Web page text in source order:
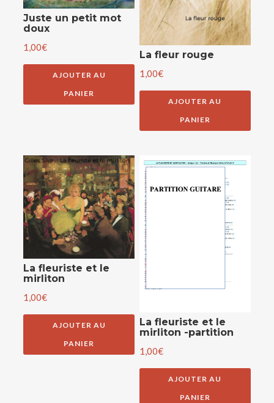
Juste un petit mot
doux
1,00€
AJOUTER AU
PANIER
La fleur rouge
1,00€
AJOUTER AU
PANIER
La fleuriste et le
mirliton
1,00€
AJOUTER AU
PANIER
La fleuriste et le
mirliton -partition
1,00€
AJOUTER AU
PANIER